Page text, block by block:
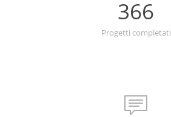
366
Progetti completati